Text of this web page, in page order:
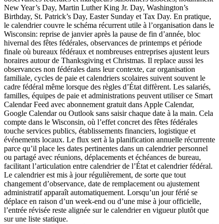
New Year’s Day, Martin Luther King Jr. Day, Washington’s
Birthday, St. Patrick’s Day, Easter Sunday et Tax Day. En pratique,
le calendrier couvre le schéma récurrent utile à l’organisation dans le
Wisconsin: reprise de janvier après la pause de fin d’année, bloc
hivernal des fêtes fédérales, observances de printemps et période
finale où bureaux fédéraux et nombreuses entreprises ajustent leurs
horaires autour de Thanksgiving et Christmas. Il replace aussi les
observances non fédérales dans leur contexte, car organisation
familiale, cycles de paie et calendriers scolaires suivent souvent le
cadre fédéral même lorsque des règles d’État diffèrent. Les salariés,
familles, équipes de paie et administrations peuvent utiliser ce Smart
Calendar Feed avec abonnement gratuit dans Apple Calendar,
Google Calendar ou Outlook sans saisir chaque date à la main. Cela
compte dans le Wisconsin, où l’effet concret des fêtes fédérales
touche services publics, établissements financiers, logistique et
événements locaux. Le flux sert à la planification annuelle récurrente
parce qu’il place les dates pertinentes dans un calendrier personnel
ou partagé avec réunions, déplacements et échéances de bureau,
facilitant l’articulation entre calendrier de l’État et calendrier fédéral.
Le calendrier est mis à jour régulièrement, de sorte que tout
changement d’observance, date de remplacement ou ajustement
administratif apparaît automatiquement. Lorsqu’un jour férié se
déplace en raison d’un week-end ou d’une mise à jour officielle,
l’entrée révisée reste alignée sur le calendrier en vigueur plutôt que
sur une liste statique.